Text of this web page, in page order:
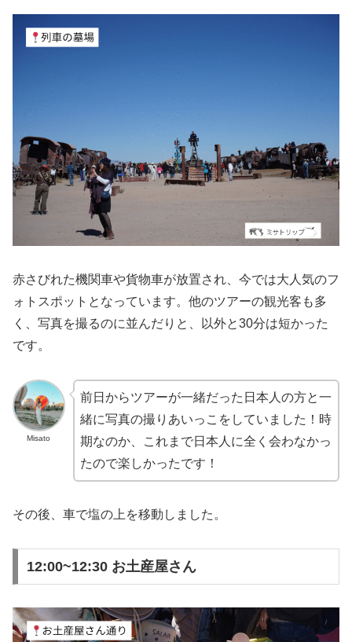
赤さびれた機関車や貨物車が放置され、今では大人気のフ
ォトスポットとなっています。他のツアーの観光客も多
く、写真を撮るのに並んだりと、以外と30分は短かった
です。
Misato
前日からツアーが一緒だった日本人の方と一
緒に写真の撮りあいっこをしていました！時
期なのか、これまで日本人に全く会わなかっ
たので楽しかったです！
その後、車で塩の上を移動しました。
12:00~12:30 お土産屋さん